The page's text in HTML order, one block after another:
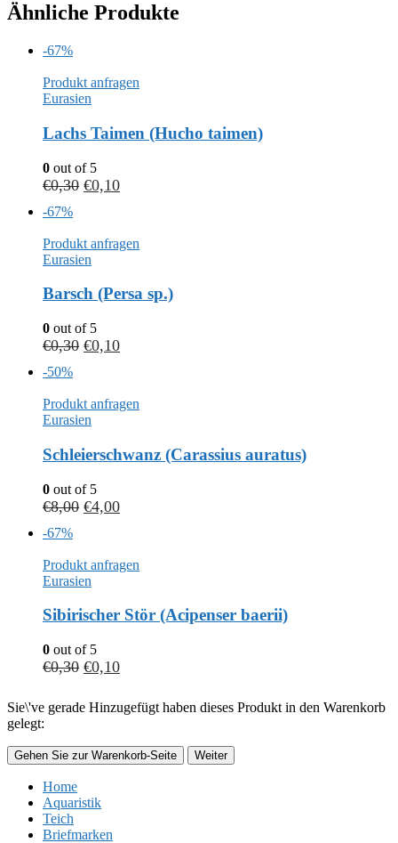
Ähnliche Produkte
-67%
Produkt anfragen
Eurasien
Lachs Taimen (Hucho taimen)
0 out of 5
€0,30 €0,10
-67%
Produkt anfragen
Eurasien
Barsch (Persa sp.)
0 out of 5
€0,30 €0,10
-50%
Produkt anfragen
Eurasien
Schleierschwanz (Carassius auratus)
0 out of 5
€8,00 €4,00
-67%
Produkt anfragen
Eurasien
Sibirischer Stör (Acipenser baerii)
0 out of 5
€0,30 €0,10
Sie\'ve gerade Hinzugefügt haben dieses Produkt in den Warenkorb
gelegt:
Gehen Sie zur Warenkorb-Seite Weiter
Home
Aquaristik
Teich
Briefmarken